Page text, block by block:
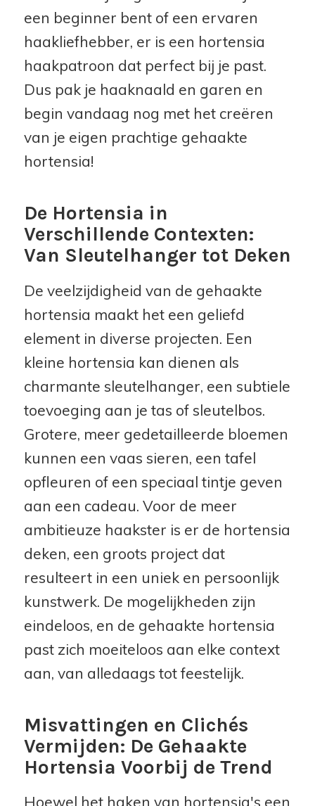
een beginner bent of een ervaren
haakliefhebber, er is een hortensia
haakpatroon dat perfect bij je past.
Dus pak je haaknaald en garen en
begin vandaag nog met het creëren
van je eigen prachtige gehaakte
hortensia!
De Hortensia in
Verschillende Contexten:
Van Sleutelhanger tot Deken
De veelzijdigheid van de gehaakte
hortensia maakt het een geliefd
element in diverse projecten. Een
kleine hortensia kan dienen als
charmante sleutelhanger, een subtiele
toevoeging aan je tas of sleutelbos.
Grotere, meer gedetailleerde bloemen
kunnen een vaas sieren, een tafel
opfleuren of een speciaal tintje geven
aan een cadeau. Voor de meer
ambitieuze haakster is er de hortensia
deken, een groots project dat
resulteert in een uniek en persoonlijk
kunstwerk. De mogelijkheden zijn
eindeloos, en de gehaakte hortensia
past zich moeiteloos aan elke context
aan, van alledaags tot feestelijk.
Misvattingen en Clichés
Vermijden: De Gehaakte
Hortensia Voorbij de Trend
Hoewel het haken van hortensia's een